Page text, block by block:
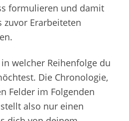
formulieren und damit
zuvor Erarbeiteten
welcher Reihenfolge du
Die Chronologie,
Felder im Folgenden
also nur einen